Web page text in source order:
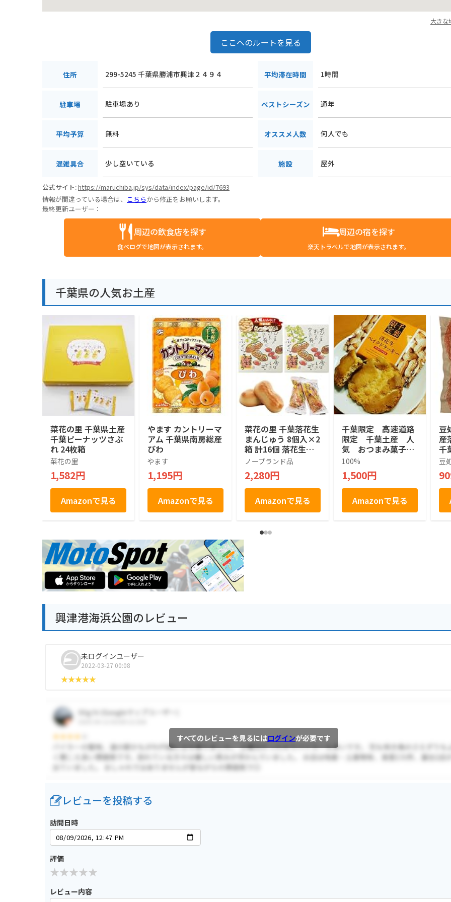
大きな
ここへのルートを見る
住所 299-5245 千葉県勝浦市興津２４９４ 平均滞在時間 1時間
駐車場 駐車場あり ベストシーズン 通年
平均予算 無料 オススメ人数 何人でも
混雑具合 少し空いている 施設 屋外
公式サイト:https://maruchiba.jp/sys/data/index/page/id/7693
情報が間違っている場合は、 こちらから修正をお願いします。
最終更新ユーザー：
周辺の飲食店を探す
食べログで地図が表示されます。
周辺の宿を探す
楽天トラベルで地図が表示されます。
千葉県の人気お土産
菜花の里 千葉県土産
千葉ピーナッツさぶ
れ 24枚箱
菜花の里
1,582円
Amazonで見る
やます カントリーマ
アム 千葉県南房総産
びわ
やます
1,195円
Amazonで見る
菜花の里 千葉落花生
まんじゅう 8個入×2
箱 計16個 落花生の
形 ピーナッツ 白あ
ん 和菓子 饅頭 千葉
土産 房総 個包装 手
土産
ノーブランド品
2,280円
Amazonで見る
千葉限定 高速道路
限定 千葉土産 人
気 おつまみ菓子
Baked Cookies 落花
生 ベイクドクッキ
ー チョコチップ入
り 千葉県産のピー
ナッツ使用 12枚入
り
100%
1,500円
Amazonで見る
豆
産
千
花
契
社
の
豆
興津港海浜公園のレビュー
未ログインユーザー
2022-03-27 00:08
すべてのレビューを見るにはログインが必要です
レビューを投稿する
訪問日時
評価
レビュー内容